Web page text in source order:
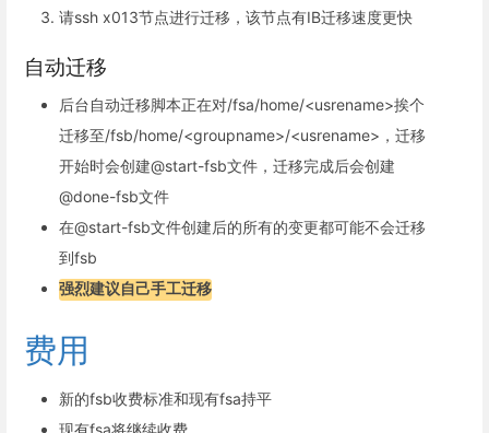
请ssh x013节点进行迁移，该节点有IB迁移速度更快
自动迁移
后台自动迁移脚本正在对/fsa/home/<usrename>挨个
迁移至/fsb/home/<groupname>/<usrename>，迁移
开始时会创建@start-fsb文件，迁移完成后会创建
@done-fsb文件
在@start-fsb文件创建后的所有的变更都可能不会迁移
到fsb
强烈建议自己手工迁移
费用
新的fsb收费标准和现有fsa持平
现有fsa将继续收费